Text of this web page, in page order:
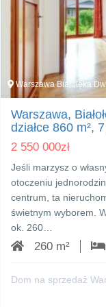
Warszawa Białołęka
Warszawa,
działce 860 m²,
2 550 000zł
Jeśli marzysz o
otoczeniu
centrum, ta
świetnym wyborem.
ok. 260…
260 m²
Dom na sprzedaż